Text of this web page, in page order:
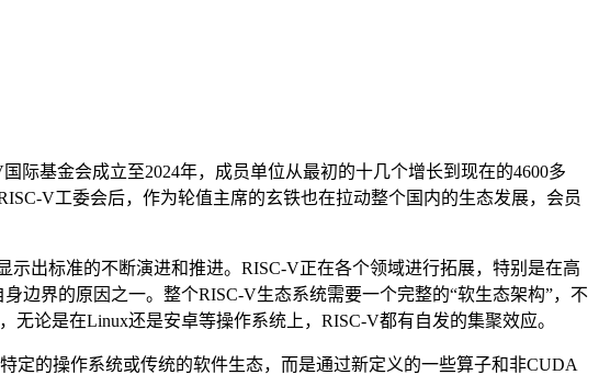
际基金会成立至2024年，成员单位从最初的十几个增长到现在的4600多
V工委会后，作为轮值主席的玄铁也在拉动整个国内的生态发展，会员
示出标准的不断演进和推进。RISC-V正在各个领域进行拓展，特别是在高
边界的原因之一。整个RISC-V生态系统需要一个完整的“软生态架构”，不
论是在Linux还是安卓等操作系统上，RISC-V都有自发的集聚效应。
定的操作系统或传统的软件生态，而是通过新定义的一些算子和非CUDA